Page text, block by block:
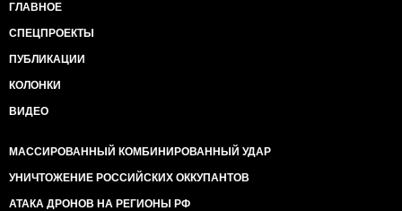
ГЛАВНОЕ
СПЕЦПРОЕКТЫ
ПУБЛИКАЦИИ
КОЛОНКИ
ВИДЕО
МАССИРОВАННЫЙ КОМБИНИРОВАННЫЙ УДАР
УНИЧТОЖЕНИЕ РОССИЙСКИХ ОККУПАНТОВ
АТАКА ДРОНОВ НА РЕГИОНЫ РФ